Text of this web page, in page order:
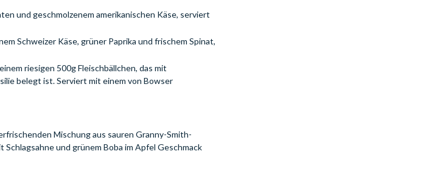
und geschmolzenem amerikanischen Käse, serviert
Schweizer Käse, grüner Paprika und frischem Spinat,
riesigen 500g Fleischbällchen, das mit
belegt ist. Serviert mit einem von Bowser
Mischung aus sauren Granny-Smith-
und grünem Boba im Apfel Geschmack